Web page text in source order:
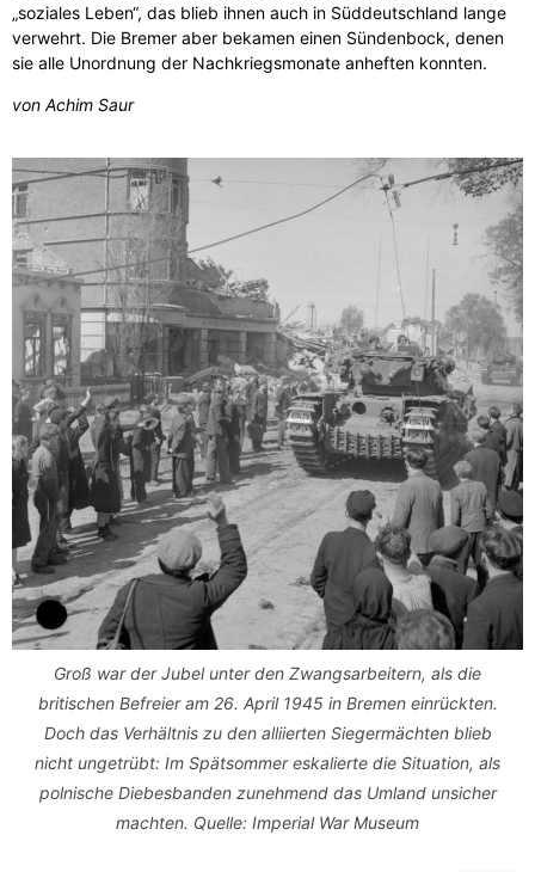
„soziales Leben“, das blieb ihnen auch in Süddeutschland lange
verwehrt. Die Bremer aber bekamen einen Sündenbock, denen
sie alle Unordnung der Nachkriegsmonate anheften konnten.
von Achim Saur
Groß war der Jubel unter den Zwangsarbeitern, als die
britischen Befreier am 26. April 1945 in Bremen einrückten.
Doch das Verhältnis zu den alliierten Siegermächten blieb
nicht ungetrübt: Im Spätsommer eskalierte die Situation, als
polnische Diebesbanden zunehmend das Umland unsicher
machten. Quelle: Imperial War Museum